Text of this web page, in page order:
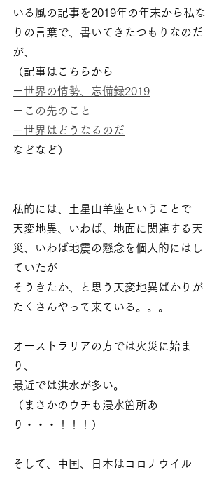
いる風の記事を2019年の年末から私な
りの言葉で、書いてきたつもりなのだ
が、
（記事はこちらから
ー世界の情勢、忘備録2019
ーこの先のこと
ー世界はどうなるのだ
などなど）
私的には、土星山羊座ということで
天変地異、いわば、地面に関連する天
災、いわば地震の懸念を個人的にはし
ていたが
そうきたか、と思う天変地異ばかりが
たくさんやって来ている。。。
オーストラリアの方では火災に始ま
り、
最近では洪水が多い。
（まさかのウチも浸水箇所あ
り・・・！！！）
そして、中国、日本はコロナウイル